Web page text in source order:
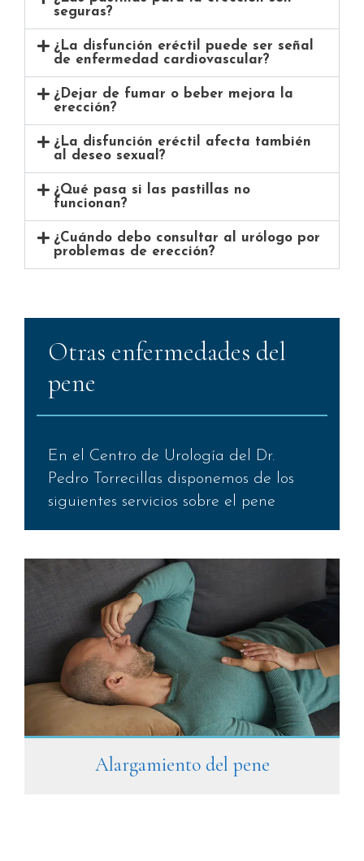
seguras?
¿La disfunción eréctil puede ser señal
de enfermedad cardiovascular?
¿Dejar de fumar o beber mejora la
erección?
¿La disfunción eréctil afecta también
al deseo sexual?
¿Qué pasa si las pastillas no
funcionan?
¿Cuándo debo consultar al urólogo por
problemas de erección?
Otras enfermedades del
pene
En el Centro de Urología del Dr.
Pedro Torrecillas disponemos de los
siguientes servicios sobre el pene
Alargamiento del pene